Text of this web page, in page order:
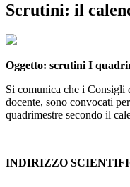
Scrutini: il
Oggetto: scrutini I
Si comunica che i Consigli
docente, sono convocati
quadrimestre secondo il
INDIRIZZO